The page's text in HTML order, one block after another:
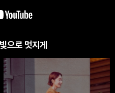
으로 멋지게